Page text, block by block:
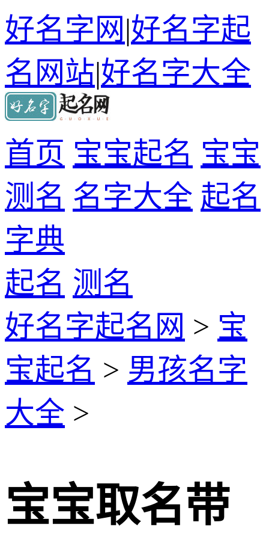
好名字网|好名字起
名网站|好名字大全
首页 宝宝起名 宝宝
测名 名字大全 起名
字典
起名 测名
好名字起名网 > 宝
宝起名 > 男孩名字
大全 >
宝宝取名带